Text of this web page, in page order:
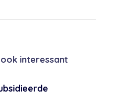
interessant